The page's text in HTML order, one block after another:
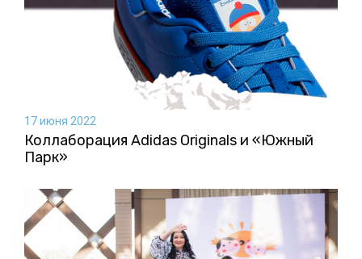
17 июня 2022
Коллаборация Аdidas Originals и «Южный
Парк»